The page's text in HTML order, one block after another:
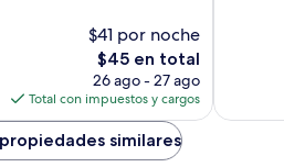
$41 por noche
El
precio
actual
es
de
$45
$45 en total
26 ago - 27 ago
Total con impuestos y cargos
similares